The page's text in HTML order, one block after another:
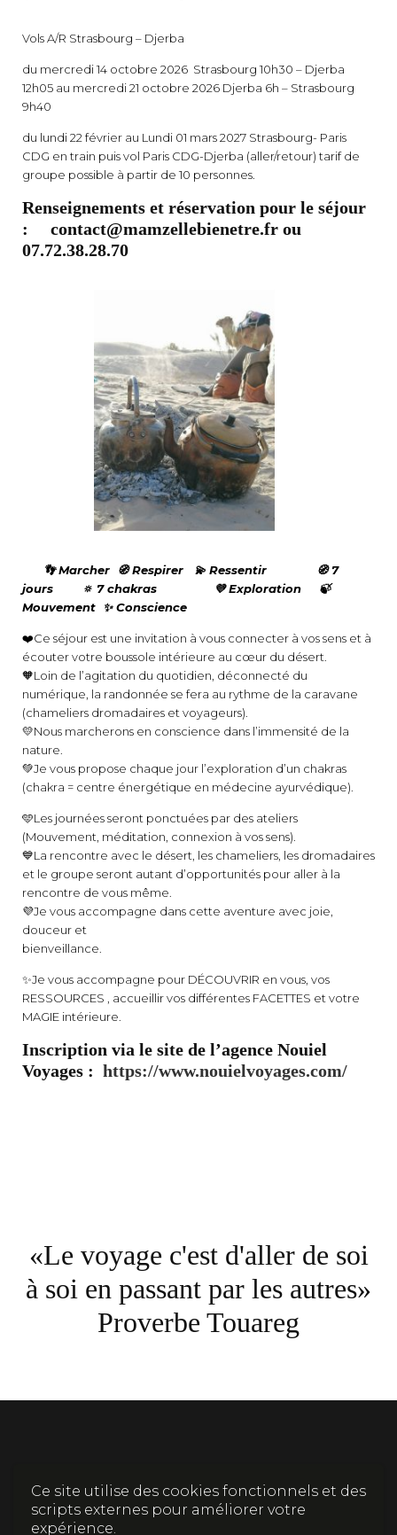
Ce site utilise des cookies fonctionnels et des
scripts externes pour améliorer votre
expérience.
Vols A/R Strasbourg – Djerba
du mercredi 14 octobre 2026 Strasbourg 10h30 – Djerba
12h05 au mercredi 21 octobre 2026 Djerba 6h – Strasbourg
9h40
du lundi 22 février au Lundi 01 mars 2027 Strasbourg- Paris
CDG en train puis vol Paris CDG-Djerba (aller/retour) tarif de
groupe possible à partir de 10 personnes.
Renseignements et réservation pour le séjour
: contact@mamzellebienetre.fr ou
07.72.38.28.70
👣 Marcher 🧭 Respirer 💫 Ressentir
🧭 7
jours 🔅 7 chakras
💜 Exploration 🍃
Mouvement ✨ Conscience
❤️Ce séjour est une invitation à vous connecter à vos sens et à
écouter votre boussole intérieure au cœur du désert.
🧡Loin de l’agitation du quotidien, déconnecté du
numérique, la randonnée se fera au rythme de la caravane
(chameliers dromadaires et voyageurs).
💛Nous marcherons en conscience dans l’immensité de la
nature.
💚Je vous propose chaque jour l’exploration d’un chakras
(chakra = centre énergétique en médecine ayurvédique).
🩵Les journées seront ponctuées par des ateliers
(Mouvement, méditation, connexion à vos sens).
💙La rencontre avec le désert, les chameliers, les dromadaires
et le groupe seront autant d’opportunités pour aller à la
rencontre de vous même.
💜Je vous accompagne dans cette aventure avec joie,
douceur et
bienveillance.
✨Je vous accompagne pour DÉCOUVRIR en vous, vos
RESSOURCES , accueillir vos différentes FACETTES et votre
MAGIE intérieure.
Inscription via le site de l’agence Nouiel
Voyages : https://www.nouielvoyages.com/
«Le voyage c'est d'aller de soi
à soi en passant par les autres»
Proverbe Touareg
Accueil Politique de confidentialité et
données personnelles
Me